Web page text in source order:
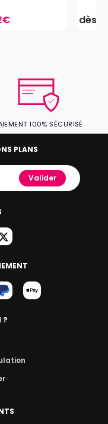
dès
100% SÉCURISÉ
PLANS
Valider
?